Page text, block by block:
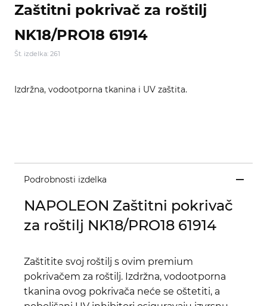
Zaštitni pokrivač za roštilj
NK18/PRO18 61914
Št. izdelka: 261
Izdržna, vodootporna tkanina i UV zaštita.
Podrobnosti izdelka
NAPOLEON Zaštitni pokrivač
za roštilj NK18/PRO18 61914
Zaštitite svoj roštilj s ovim premium
pokrivačem za roštilj. Izdržna, vodootporna
tkanina ovog pokrivača neće se oštetiti, a